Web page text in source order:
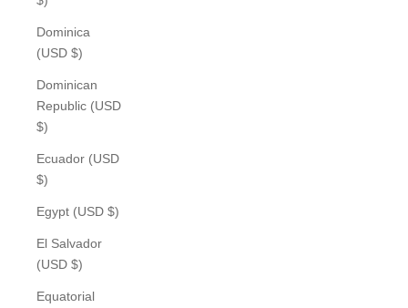
Dominica
(USD $)
Dominican
Republic (USD
$)
Ecuador (USD
$)
Egypt (USD $)
El Salvador
(USD $)
Equatorial